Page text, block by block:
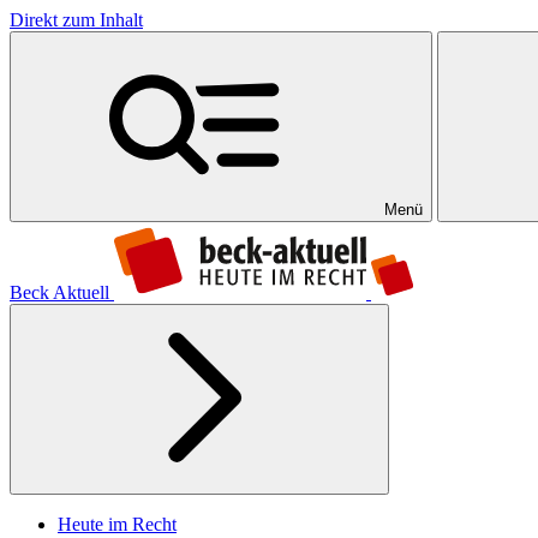
Direkt zum Inhalt
Menü
Beck Aktuell
Heute im Recht